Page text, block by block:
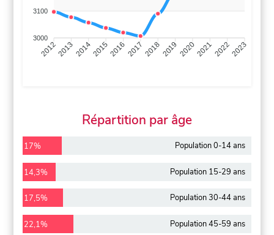
3100
3000
201220132014201520162017 20182019 2020202120222023
Répartition par âge
17% Population 0-14 ans
14,3% Population 15-29 ans
17,5% Population 30-44 ans
22,1% Population 45-59 ans